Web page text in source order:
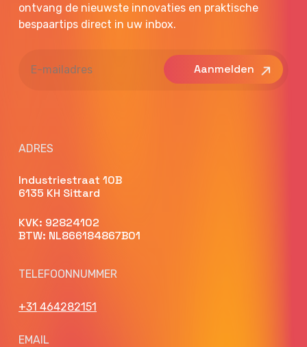
ontvang de nieuwste innovaties en praktische
bespaartips direct in uw inbox.
mailadres
ADRES
Industriestraat 10B
6135 KH Sittard
KVK: 92824102
BTW: NL866184867B01
TELEFOONNUMMER
+31 464282151
EMAIL